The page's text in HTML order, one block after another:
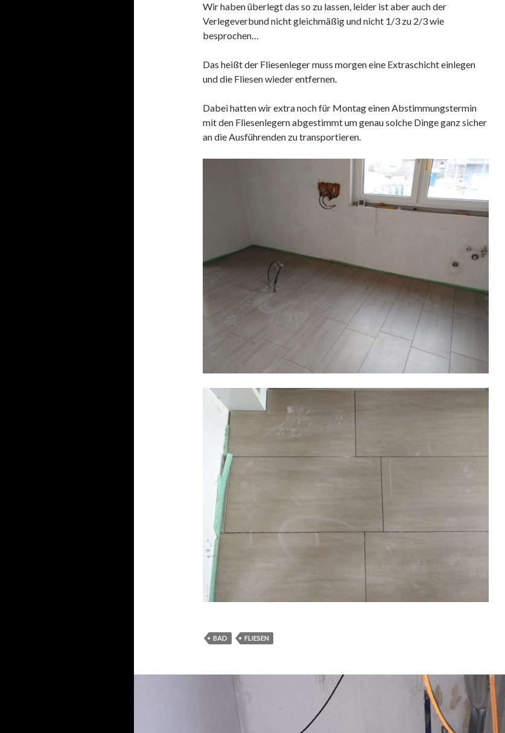
Wir haben überlegt das so zu lassen, leider ist aber auch der
Verlegeverbund nicht gleichmäßig und nicht 1/3 zu 2/3 wie
besprochen…
Das heißt der Fliesenleger muss morgen eine Extraschicht einlegen
und die Fliesen wieder entfernen.
Dabei hatten wir extra noch für Montag einen Abstimmungstermin
mit den Fliesenlegern abgestimmt um genau solche Dinge ganz sicher
an die Ausführenden zu transportieren.
BAD FLIESEN